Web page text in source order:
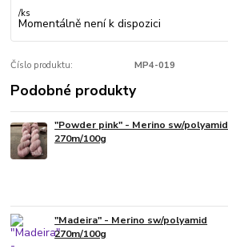
/ks
Momentálně není k dispozici
Číslo produktu: MP4-019
Podobné produkty
"Powder pink" - Merino sw/polyamid
270m/100g
"Madeira" - Merino sw/polyamid
270m/100g